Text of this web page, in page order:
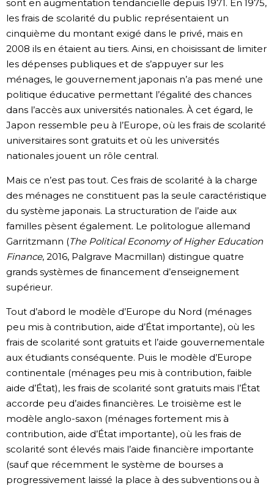
sont en augmentation tendancielle depuis 1971. En 1975,
les frais de scolarité du public représentaient un
cinquième du montant exigé dans le privé, mais en
2008 ils en étaient au tiers. Ainsi, en choisissant de limiter
les dépenses publiques et de s’appuyer sur les
ménages, le gouvernement japonais n’a pas mené une
politique éducative permettant l’égalité des chances
dans l’accès aux universités nationales. À cet égard, le
Japon ressemble peu à l’Europe, où les frais de scolarité
universitaires sont gratuits et où les universités
nationales jouent un rôle central.
Mais ce n’est pas tout. Ces frais de scolarité à la charge
des ménages ne constituent pas la seule caractéristique
du système japonais. La structuration de l’aide aux
familles pèsent également. Le politologue allemand
Garritzmann (The Political Economy of Higher Education
Finance, 2016, Palgrave Macmillan) distingue quatre
grands systèmes de financement d’enseignement
supérieur.
Tout d’abord le modèle d’Europe du Nord (ménages
peu mis à contribution, aide d’État importante), où les
frais de scolarité sont gratuits et l’aide gouvernementale
aux étudiants conséquente. Puis le modèle d’Europe
continentale (ménages peu mis à contribution, faible
aide d’État), les frais de scolarité sont gratuits mais l’État
accorde peu d’aides financières. Le troisième est le
modèle anglo-saxon (ménages fortement mis à
contribution, aide d’État importante), où les frais de
scolarité sont élevés mais l’aide financière importante
(sauf que récemment le système de bourses a
progressivement laissé la place à des subventions ou à